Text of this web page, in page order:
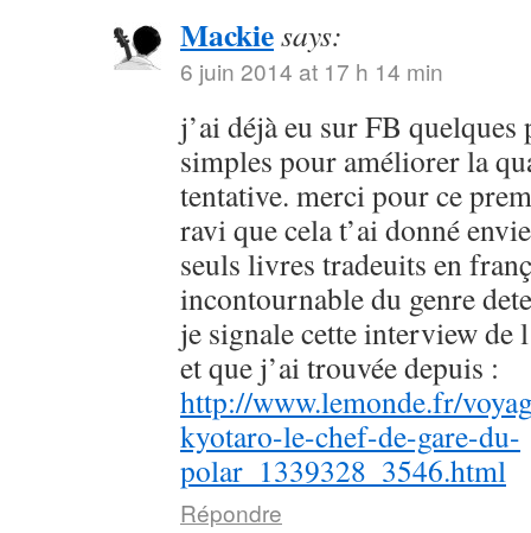
Mackiesays:
6 juin 2014 at 17 h 14 min
j’ai déjà eu sur FB quelques
simples pour améliorer la
tentative. merci pour ce
ravi que cela t’ai donné
seuls livres tradeuits en
incontournable du genre
je signale cette interview de
et que j’ai trouvée depuis :
http://www.lemonde.fr/
kyotaro-le-chef-de-gare-du-
polar_1339328_3546.html
Répondre